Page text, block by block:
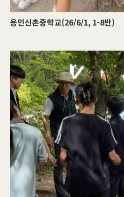
용인신촌중학교(26/6/1, 1-8반)